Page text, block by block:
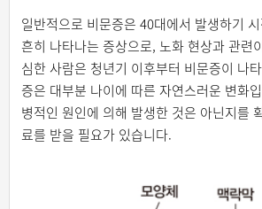
일반적으로 비문증은 40대에서 발생하기
흔히 나타나는 증상으로, 노화 현상과 관련
심한 사람은 청년기 이후부터 비문증이 나
증은 대부분 나이에 따른 자연스러운 변화
병적인 원인에 의해 발생한 것은 아닌지를
료를 받을 필요가 있습니다.